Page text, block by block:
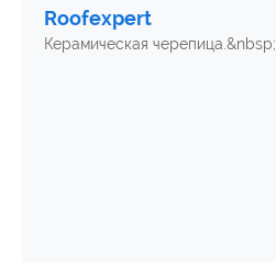
Roofexpert
Керамическая черепица.&nbsp;